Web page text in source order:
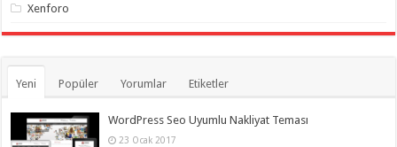
Xenforo
Yeni Popüler Yorumlar Etiketler
WordPress Seo Uyumlu Nakliyat Teması
23 Ocak 2017